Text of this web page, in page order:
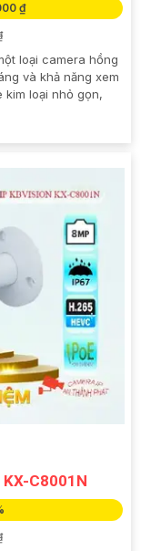
₫
loại camera hồng
và khả năng xem
kim loại nhỏ gọn,
KX-C8001N